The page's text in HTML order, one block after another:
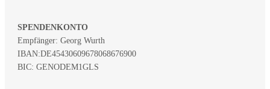
SPENDENKONTO
Empfänger: Georg Wurth
IBAN:DE45430609678068676900
BIC: GENODEM1GLS